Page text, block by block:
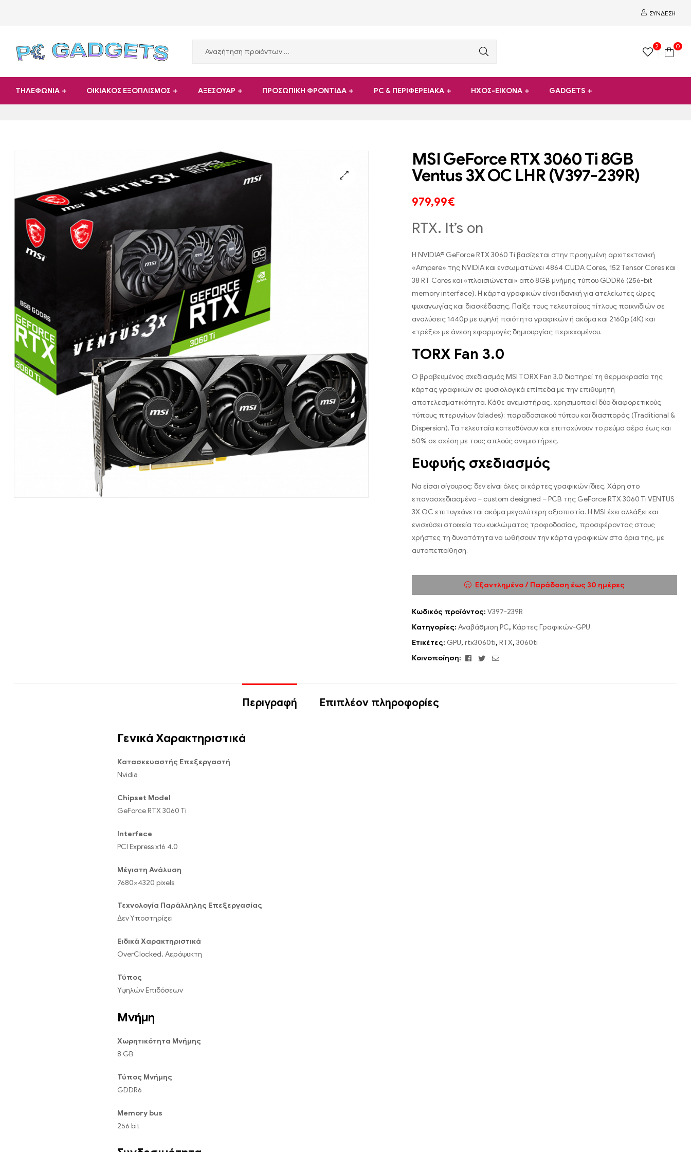
ΣΎΝΔΕΣΗ
PC
Gadgets
|
Αναλώσιμα
Hardware
2 0
ΤΗΛΕΦΩΝΙΑ ΟΙΚΙΑΚΟΣ ΕΞΟΠΛΙΣΜΟΣ ΑΞΕΣΟΥΑΡ ΠΡΟΣΩΠΙΚΗ ΦΡΟΝΤΙΔΑ PC & ΠΕΡΙΦΕΡΕΙΑΚΑ ΗΧΟΣ-ΕΙΚΟΝΑ GADGETS
MSI GeForce RTX 3060 Ti 8GB
Ventus 3X OC LHR (V397-239R)
979,99€
RTX. It’s on
Η NVIDIA® GeForce RTX 3060 Ti βασίζεται στην προηγμένη αρχιτεκτονική
«Ampere» της NVIDIA και ενσωματώνει 4864 CUDA Cores, 152 Tensor Cores και
38 RT Cores και «πλαισιώνεται» από 8GB μνήμης τύπου GDDR6 (256-bit
memory interface). Η κάρτα γραφικών είναι ιδανική για ατελείωτες ώρες
ψυχαγωγίας και διασκέδασης. Παίξε τους τελευταίους τίτλους παιχνιδιών σε
αναλύσεις 1440p με υψηλή ποιότητα γραφικών ή ακόμα και 2160p (4Κ) και
«τρέξε» με άνεση εφαρμογές δημιουργίας περιεχομένου.
TORX Fan 3.0
Ο βραβευμένος σχεδιασμός MSI TORX Fan 3.0 διατηρεί τη θερμοκρασία της
κάρτας γραφικών σε φυσιολογικά επίπεδα με την επιθυμητή
αποτελεσματικότητα. Κάθε ανεμιστήρας, χρησιμοποιεί δύο διαφορετικούς
τύπους πτερυγίων (blades): παραδοσιακού τύπου και διασποράς (Traditional &
Dispersion). Τα τελευταία κατευθύνουν και επιταχύνουν το ρεύμα αέρα έως και
50% σε σχέση με τους απλούς ανεμιστήρες.
Ευφυής σχεδιασμός
Να είσαι σίγουρος: δεν είναι όλες οι κάρτες γραφικών ίδιες. Χάρη στο
επανασχεδιασμένο – custom designed – PCB της GeForce RTX 3060 Ti VENTUS
3X OC επιτυγχάνεται ακόμα μεγαλύτερη αξιοπιστία. Η MSI έχει αλλάξει και
ενισχύσει στοιχεία του κυκλώματος τροφοδοσίας, προσφέροντας στους
χρήστες τη δυνατότητα να ωθήσουν την κάρτα γραφικών στα όρια της, με
αυτοπεποίθηση.
Εξαντλημένο / Παράδοση έως 30 ημέρες
Κωδικός προϊόντος: V397-239R
Κατηγορίες: Αναβάθμιση PC, Κάρτες Γραφικών-GPU
Ετικέτες: GPU, rtx3060ti, RTX, 3060ti
Κοινοποίηση:
Facebook
TwitterEmail
Περιγραφή Επιπλέον πληροφορίες
Γενικά Χαρακτηριστικά
Κατασκευαστής Επεξεργαστή
Nvidia
Chipset Model
GeForce RTX 3060 Ti
Interface
PCI Express x16 4.0
Μέγιστη Ανάλυση
7680×4320 pixels
Τεχνολογία Παράλληλης Επεξεργασίας
Δεν Υποστηρίζει
Ειδικά Χαρακτηριστικά
OverClocked, Αερόψυκτη
Τύπος
Υψηλών Επιδόσεων
Μνήμη
Χωρητικότητα Μνήμης
8 GB
Τύπος Μνήμης
GDDR6
Memory bus
256 bit